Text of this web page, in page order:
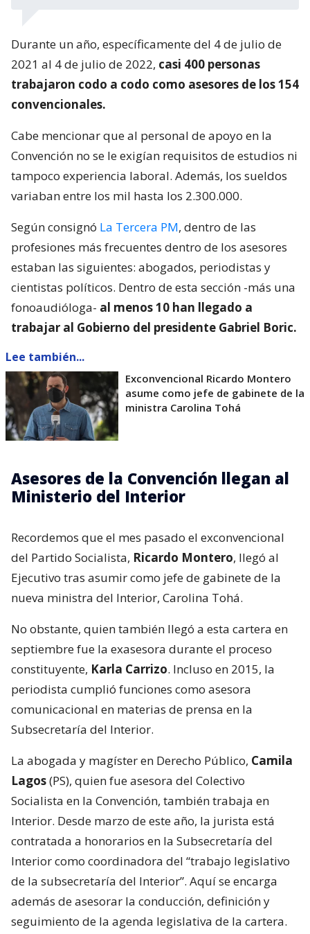
Durante un año, específicamente del 4 de julio de
2021 al 4 de julio de 2022, casi 400 personas
trabajaron codo a codo como asesores de los 154
convencionales.
Cabe mencionar que al personal de apoyo en la
Convención no se le exigían requisitos de estudios ni
tampoco experiencia laboral. Además, los sueldos
variaban entre los mil hasta los 2.300.000.
Según consignó La Tercera PM, dentro de las
profesiones más frecuentes dentro de los asesores
estaban las siguientes: abogados, periodistas y
cientistas políticos. Dentro de esta sección -más una
fonoaudióloga- al menos 10 han llegado a
trabajar al Gobierno del presidente Gabriel Boric.
Lee también...
Exconvencional Ricardo Montero
asume como jefe de gabinete de la
ministra Carolina Tohá
Asesores de la Convención llegan al
Ministerio del Interior
Recordemos que el mes pasado el exconvencional
del Partido Socialista, Ricardo Montero, llegó al
Ejecutivo tras asumir como jefe de gabinete de la
nueva ministra del Interior, Carolina Tohá.
No obstante, quien también llegó a esta cartera en
septiembre fue la exasesora durante el proceso
constituyente, Karla Carrizo. Incluso en 2015, la
periodista cumplió funciones como asesora
comunicacional en materias de prensa en la
Subsecretaría del Interior.
La abogada y magíster en Derecho Público, Camila
Lagos(PS), quien fue asesora del Colectivo
Socialista en la Convención, también trabaja en
Interior. Desde marzo de este año, la jurista está
contratada a honorarios en la Subsecretaría del
Interior como coordinadora del “trabajo legislativo
de la subsecretaría del Interior”. Aquí se encarga
además de asesorar la conducción, definición y
seguimiento de la agenda legislativa de la cartera.